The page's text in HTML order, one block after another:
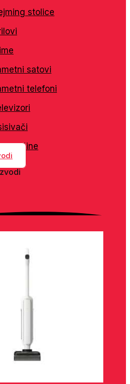
stolice
satovi
telefoni
mašine